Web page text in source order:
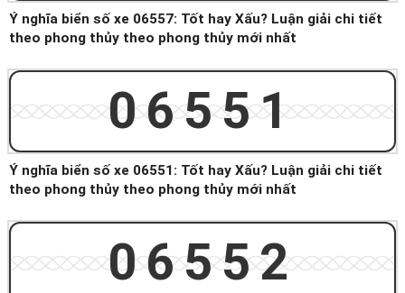
Ý nghĩa biển số xe 06557: Tốt hay Xấu? Luận giải chi tiết
theo phong thủy theo phong thủy mới nhất
06551
Ý nghĩa biển số xe 06551: Tốt hay Xấu? Luận giải chi tiết
theo phong thủy theo phong thủy mới nhất
06552